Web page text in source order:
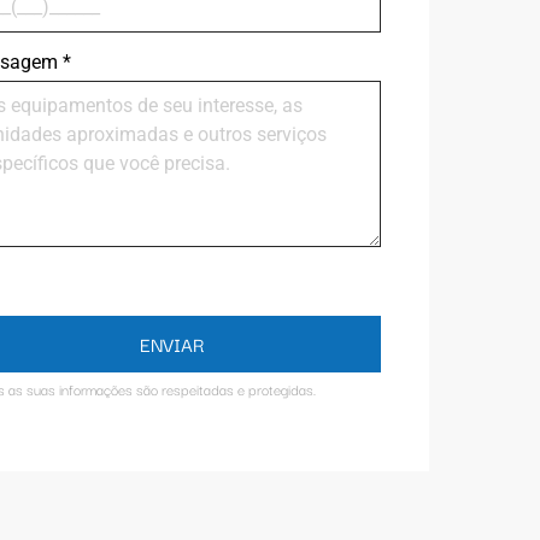
*
ENVIAR
as suas informações são respeitadas e protegidas.